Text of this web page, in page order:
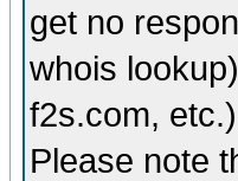
get no
whois
f2s.com,
Please note